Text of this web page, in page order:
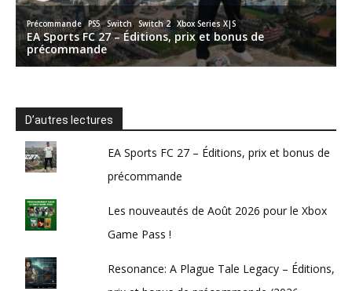
D’autres lectures
EA Sports FC 27 – Éditions, prix et bonus de
précommande
Les nouveautés de Août 2026 pour le Xbox
Game Pass !
Resonance: A Plague Tale Legacy – Éditions,